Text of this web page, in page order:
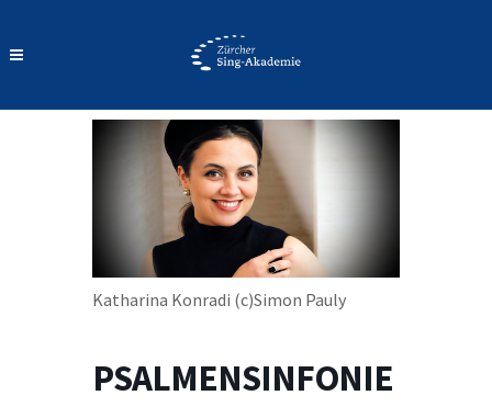
Katharina Konradi (c)Simon Pauly
PSALMENSINFONIE